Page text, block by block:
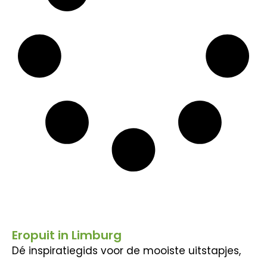
Eropuit in Limburg
Dé inspiratiegids voor de mooiste uitstapjes,